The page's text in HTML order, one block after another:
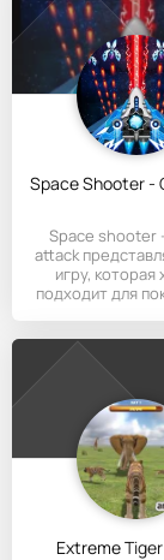
Space shooter
attack
игру,
подходит для
Extreme